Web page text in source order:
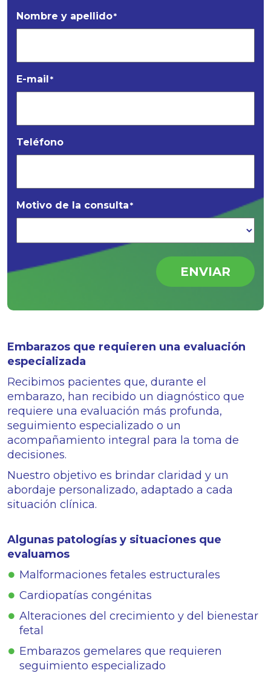
Nombre y apellido*
E-mail*
Teléfono
Motivo de la consulta*
ENVIAR
Embarazos que requieren una evaluación
especializada
Recibimos pacientes que, durante el
embarazo, han recibido un diagnóstico que
requiere una evaluación más profunda,
seguimiento especializado o un
acompañamiento integral para la toma de
decisiones.
Nuestro objetivo es brindar claridad y un
abordaje personalizado, adaptado a cada
situación clínica.
Algunas patologías y situaciones que
evaluamos
Malformaciones fetales estructurales
Cardiopatías congénitas
Alteraciones del crecimiento y del bienestar
fetal
Embarazos gemelares que requieren
seguimiento especializado